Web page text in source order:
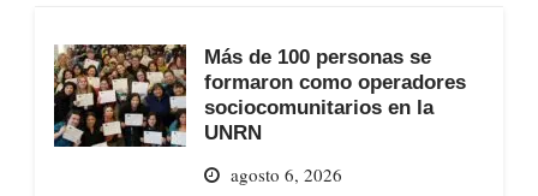
Más de 100 personas se
formaron como operadores
sociocomunitarios en la
UNRN
agosto 6, 2026